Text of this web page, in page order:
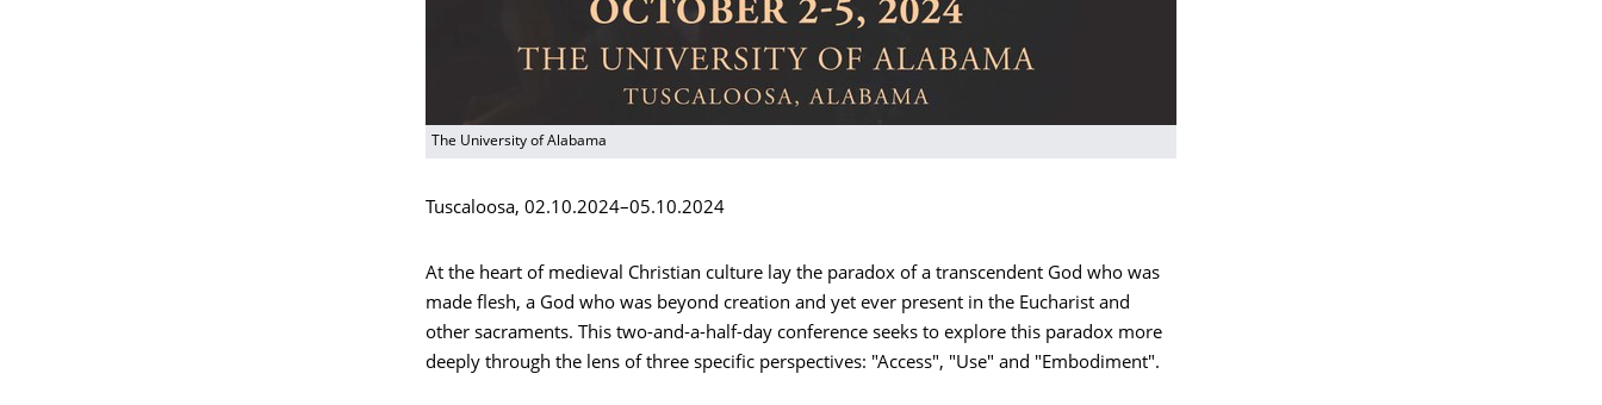
The University of Alabama
Tuscaloosa, 02.10.2024–05.10.2024
At the heart of medieval Christian culture lay the paradox of a transcendent God who was
made flesh, a God who was beyond creation and yet ever present in the Eucharist and
other sacraments. This two-and-a-half-day conference seeks to explore this paradox more
deeply through the lens of three specific perspectives: "Access", "Use" and "Embodiment".